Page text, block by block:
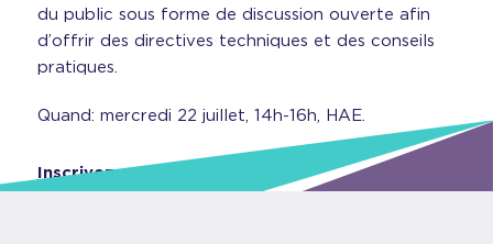
du public sous forme de discussion ouverte afin
d’offrir des directives techniques et des conseils
pratiques.
Quand: mercredi 22 juillet, 14h-16h, HAE.
Inscrivez-vous ici!